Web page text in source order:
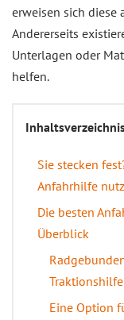
erweisen sich diese
Andererseits
Unterlagen oder
helfen.
Sie stecken
Anfahrhilfe
Die besten
Überblick
Traktionshilfe
Eine Option